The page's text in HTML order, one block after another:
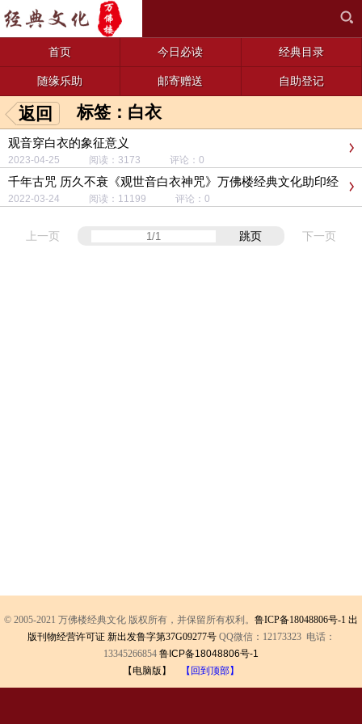
首页 今日必读 经典目录
随缘乐助 邮寄赠送 自助登记
返回 标签：白衣
观音穿白衣的象征意义
2023-04-25 阅读：3173 评论：0
千年古咒 历久不衰《观世音白衣神咒》万佛楼经典文化助印经
书
2022-03-24 阅读：11199 评论：0
上一页 跳页 下一页
© 2005-2021 万佛楼经典文化 版权所有，并保留所有权利。 鲁ICP备18048806号-1 出
版刊物经营许可证 新出发鲁字第37G09277号 QQ微信：12173323 电话：
13345266854 鲁ICP备18048806号-1
【电脑版】
【回到顶部】